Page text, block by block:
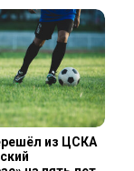
из ЦСКА